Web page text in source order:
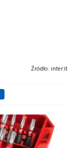
Źródło: inter.it